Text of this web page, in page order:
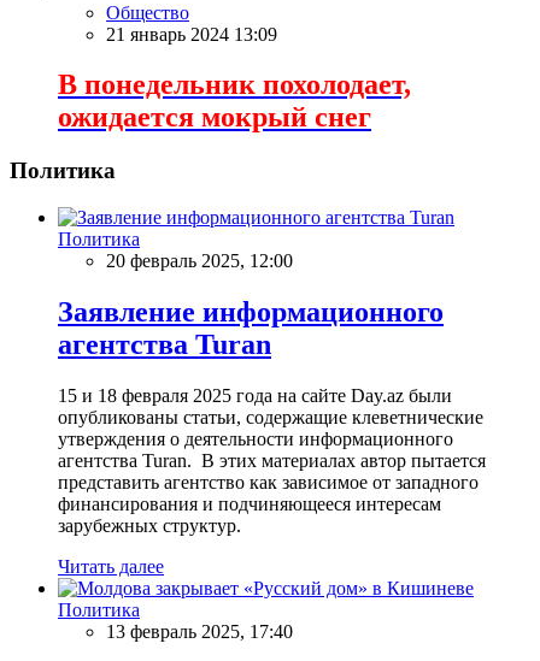
Общество
21 январь 2024 13:09
В понедельник похолодает,
ожидается мокрый снег
Политика
Политика
20 февраль 2025, 12:00
Заявление информационного
агентства Turan
15 и 18 февраля 2025 года на сайте Day.az были
опубликованы статьи, содержащие клеветнические
утверждения о деятельности информационного
агентства Turan. В этих материалах автор пытается
представить агентство как зависимое от западного
финансирования и подчиняющееся интересам
зарубежных структур.
Читать далее
Политика
13 февраль 2025, 17:40